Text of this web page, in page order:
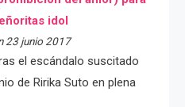
idol
23 junio 2017
el escándalo suscitado
de Ririka Suto en plena